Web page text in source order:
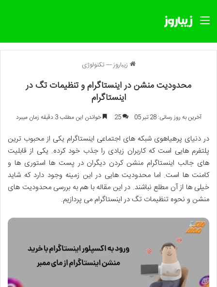
منو
زیباروز---تکنولوژی
محدودیت منشن در اینستاگرام و تنظیمات تگ در
اینستاگرام
آخرین به روز رسانی: 28 تیر 05 25 خواندن این مطلب 3 دقیقه زمان میبرد
در دنیای پرهیاهوی شبکه های اجتماعی اینستاگرام یکی از محبوب ترین
پلتفرم هایی است که کاربران زیادی را جذب خود کرده. یکی از قابلیت
های جالب اینستاگرام منشن کردن دیگران در پست ها استوری ها و
کامنت ها است. اما محدودیت هایی در این زمینه وجود دارد که شاید
خیلی ها از آن مطلع نباشند. در این مقاله با هم به بررسی محدودیت های
منشن و نحوه تنظیمات تگ در اینستاگرام می پردازیم.